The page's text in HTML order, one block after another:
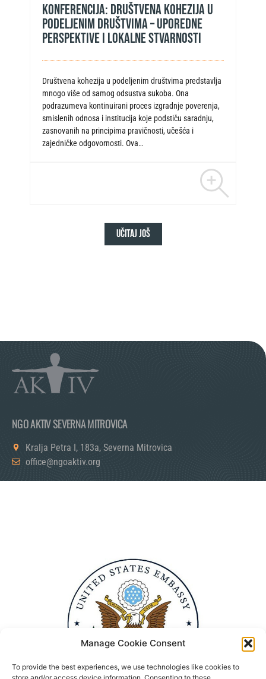
Manage Cookie Consent
To provide the best experiences, we use technologies like cookies to
Konferencija: Društvena kohezija u
podeljenim društvima – Uporedne
perspektive i lokalne stvarnosti
Društvena kohezija u podeljenim društvima predstavlja
mnogo više od samog odsustva sukoba. Ona
podrazumeva kontinuirani proces izgradnje poverenja,
smislenih odnosa i institucija koje podstiču saradnju,
zasnovanih na principima pravičnosti, učešća i
zajedničke odgovornosti. Ova…
Učitaj još
NGO AKTIV SEVERNA MITROVICA
Kralja Petra I, 183a, Severna Mitrovica
office@ngoaktiv.org